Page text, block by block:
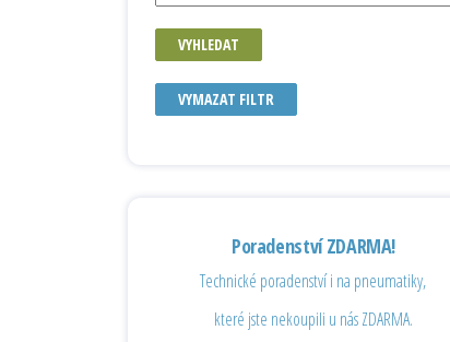
VYHLEDAT
VYMAZAT FILTR
Poradenství ZDARMA!
Technické poradenství i na pneumatiky,
které jste nekoupili u nás ZDARMA.